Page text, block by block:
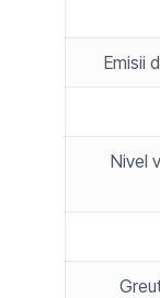
Emisii
Nivel